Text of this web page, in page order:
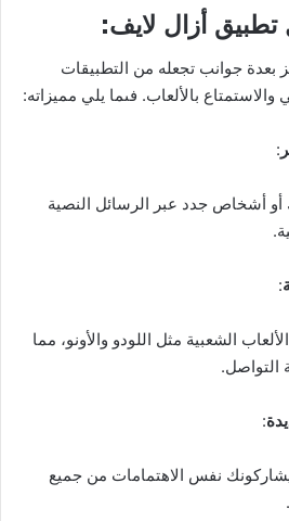
تطبيق أزال لايف:
بعدة جوانب تجعله من التطبيقات
بالألعاب. فىما يلي مميزاته:
:
أشخاص جدد عبر الرسائل النصية
:
الشعبية مثل اللودو والأونو، مما
التواصل.
:
نفس الاهتمامات من جميع